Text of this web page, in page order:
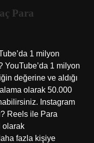
Para
1 milyon
YouTube’da 1 milyon
değerine ve aldığı
olarak 50.000
Instagram
Reels ile Para
olarak
fazla kişiye